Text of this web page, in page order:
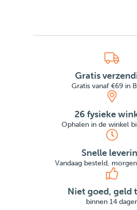
Gratis
Gratis vanaf €69 in
26 fysieke
Ophalen in de winkel
Snelle
Vandaag besteld,
Niet goed, geld
binnen 14